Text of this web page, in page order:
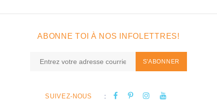
ABONNE TOI À NOS INFOLETTRES!
S'ABONNER
SUIVEZ-NOUS :